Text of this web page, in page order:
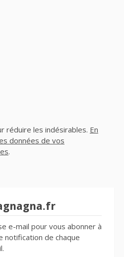
réduire les indésirables. En
données de vos
.
e-mail pour vous abonner à
notification de chaque